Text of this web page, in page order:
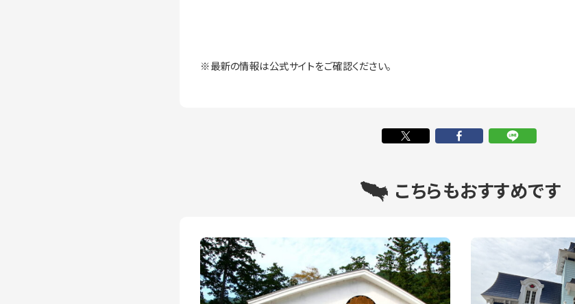
※最新の情報は公式サイトをご確認ください。
こちらもおすすめです